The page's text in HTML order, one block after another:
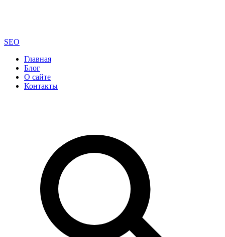
SEO
Главная
Блог
О сайте
Контакты